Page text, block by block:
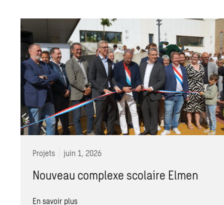
Projets juin 1, 2026
Nouveau complexe scolaire Elmen
En savoir plus